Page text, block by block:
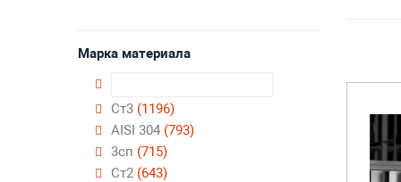
Марка материала
Ст3 (1196)
AISI 304 (793)
3сп (715)
Ст2 (643)